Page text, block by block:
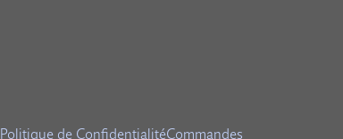
Politique de ConfidentialitéCommandes